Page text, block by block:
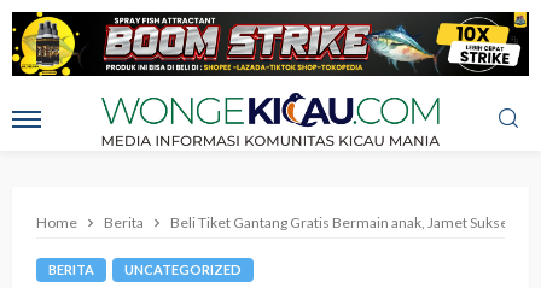
Home Berita Beli Tiket Gantang Gratis Bermain anak, Jamet Sukses
BERITA UNCATEGORIZED